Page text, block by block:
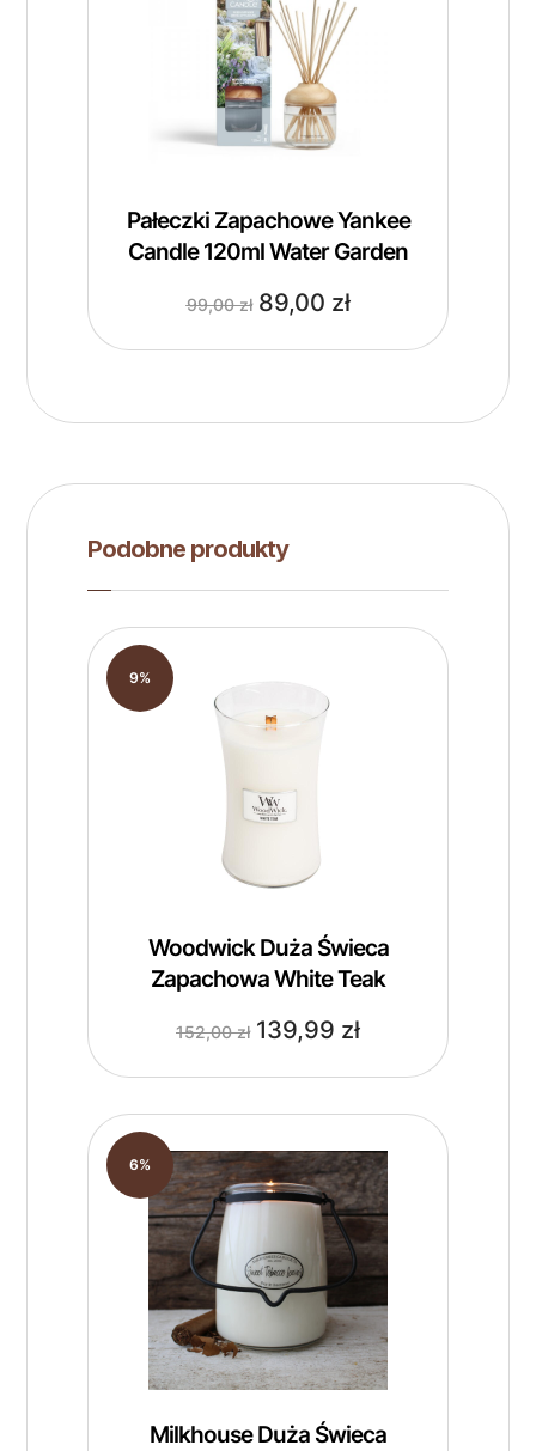
Pałeczki Zapachowe Yankee
Candle 120ml Water Garden
99,00zł 89,00 zł
Podobne produkty
Woodwick Duża Świeca
Zapachowa White Teak
152,00zł 139,99 zł
9%
Milkhouse Duża Świeca
6%